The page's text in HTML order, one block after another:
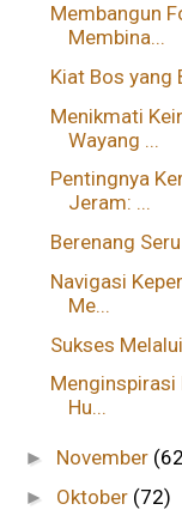
Membangun
Membina...
Kiat Bos yang
Menikmati
Wayang ...
Pentingnya
Jeram: ...
Berenang
Navigasi
Me...
Sukses
Menginspirasi
Hu...
► November
► Oktober (72)